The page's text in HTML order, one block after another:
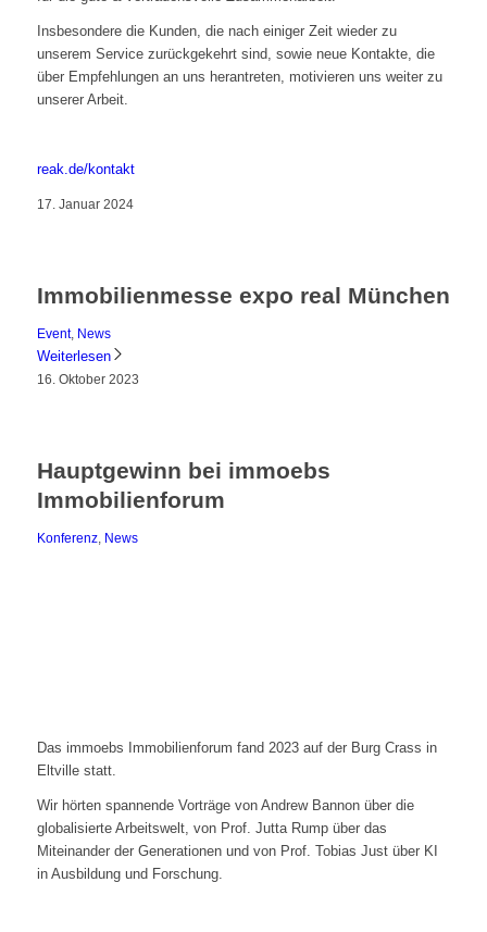
Insbesondere die Kunden, die nach einiger Zeit wieder zu
unserem Service zurückgekehrt sind, sowie neue Kontakte, die
über Empfehlungen an uns herantreten, motivieren uns weiter zu
unserer Arbeit.
reak.de/kontakt
17. Januar 2024
Immobilienmesse expo real München
Event, News
Weiterlesen
16. Oktober 2023
Hauptgewinn bei immoebs
Immobilienforum
Konferenz, News
Das immoebs Immobilienforum fand 2023 auf der Burg Crass in
Eltville statt.
Wir hörten spannende Vorträge von Andrew Bannon über die
globalisierte Arbeitswelt, von Prof. Jutta Rump über das
Miteinander der Generationen und von Prof. Tobias Just über KI
in Ausbildung und Forschung.